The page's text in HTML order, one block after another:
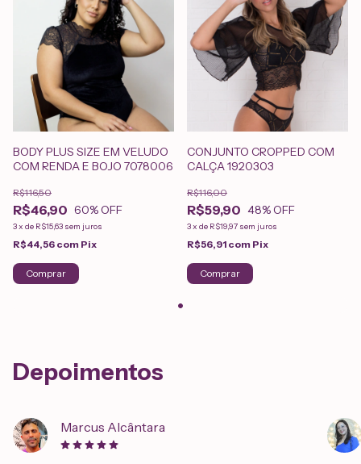
BODY PLUS SIZE EM VELUDO
COM RENDA E BOJO 7078006
R$46,90
R$116,50
60% OFF
3x de R$15,63 sem juros
R$44,56 com Pix
Comprar
CONJUNTO CROPPED COM
CALÇA 1920303
R$59,90
R$116,00
48% OFF
3x de R$19,97 sem juros
R$56,91 com Pix
Comprar
Depoimentos
Marcus Alcântara